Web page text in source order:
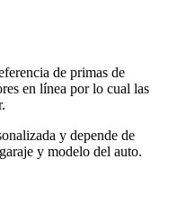
de primas de
en línea por lo cual las
y depende de
y modelo del auto.